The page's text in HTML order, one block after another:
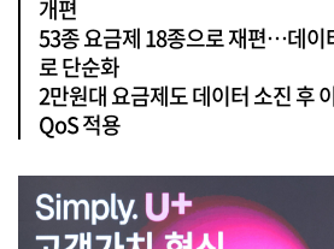
개편
53종 요금제 18종으로 재편…데이
로 단순화
2만원대 요금제도 데이터 소진 후
QoS 적용